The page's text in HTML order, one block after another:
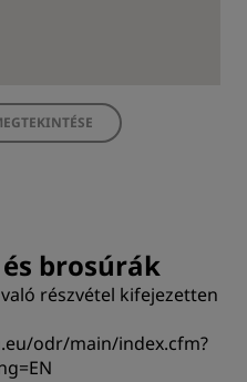
brosúrák
részvétel kifejezetten
odr/main/index.cfm?